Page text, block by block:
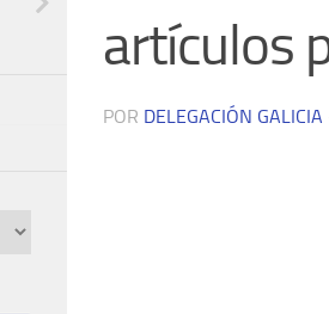
artículos
POR DELEGACIÓN GALICIA